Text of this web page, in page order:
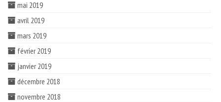
mai 2019
avril 2019
mars 2019
février 2019
janvier 2019
décembre 2018
novembre 2018